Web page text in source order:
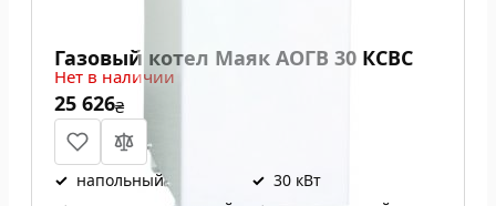
Газовый котел Маяк АОГВ 30 КСВС
Нет в наличии
25 626₴
✓ напольный ✓ 30 кВт